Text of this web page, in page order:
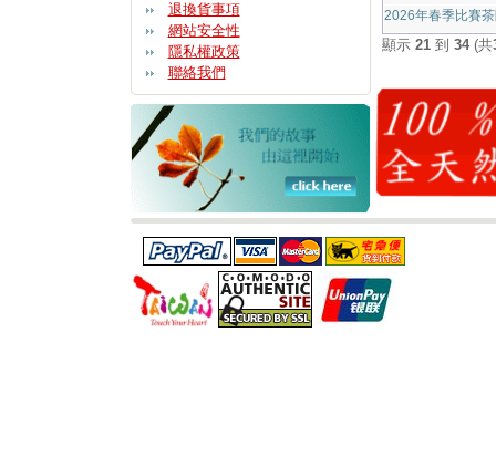
退換貨事項
網站安全性
隱私權政策
聯絡我們
2026年春季比賽
顯示 21到 34(共